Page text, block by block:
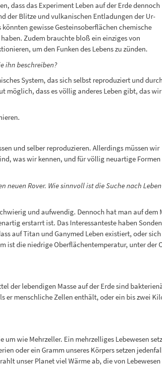
dass das Experiment Leben auf der Erde dennoch
der Blitze und vulkanischen Entladungen der Ur-
gewisse Gesteinsoberflächen chemische
Zudem brauchte bloß ein einziges von
um den Funken des Lebens zu zünden.
ihn beschreiben?
System, das sich selbst reproduziert und durch
möglich, dass es völlig anderes Leben gibt, das wir
und selber reproduzieren. Allerdings müssen wir
was wir kennen, und für völlig neuartige Formen
neuen Rover. Wie sinnvoll ist die Suche nach Leben
und aufwendig. Dennoch hat man auf dem
erstarrt ist. Das Interessanteste haben
auf Titan und Ganymed Leben existiert, oder
ist die niedrige Oberflächentemperatur, unter
der lebendigen Masse auf der Erde sind
menschliche Zellen enthält, oder ein bis zwei
wie Mehrzeller. Ein mehrzelliges Lebewesen
oder ein Gramm unseres Körpers setzen
unser Planet viel Wärme ab, die von